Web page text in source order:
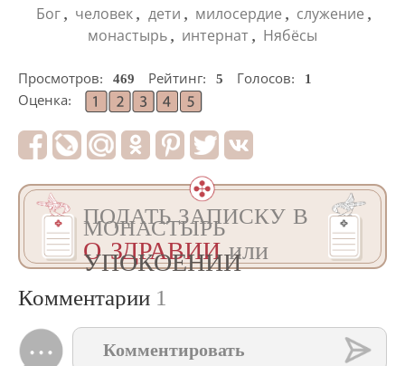
Бог , человек , дети , милосердие , служение ,
монастырь , интернат , Нябёсы
Просмотров: 469 Рейтинг: 5 Голосов:
1
Оценка:
ПОДАТЬ ЗАПИСКУ В
МОНАСТЫРЬ
О ЗДРАВИИили
УПОКОЕНИИ
Комментарии 1
Комментировать